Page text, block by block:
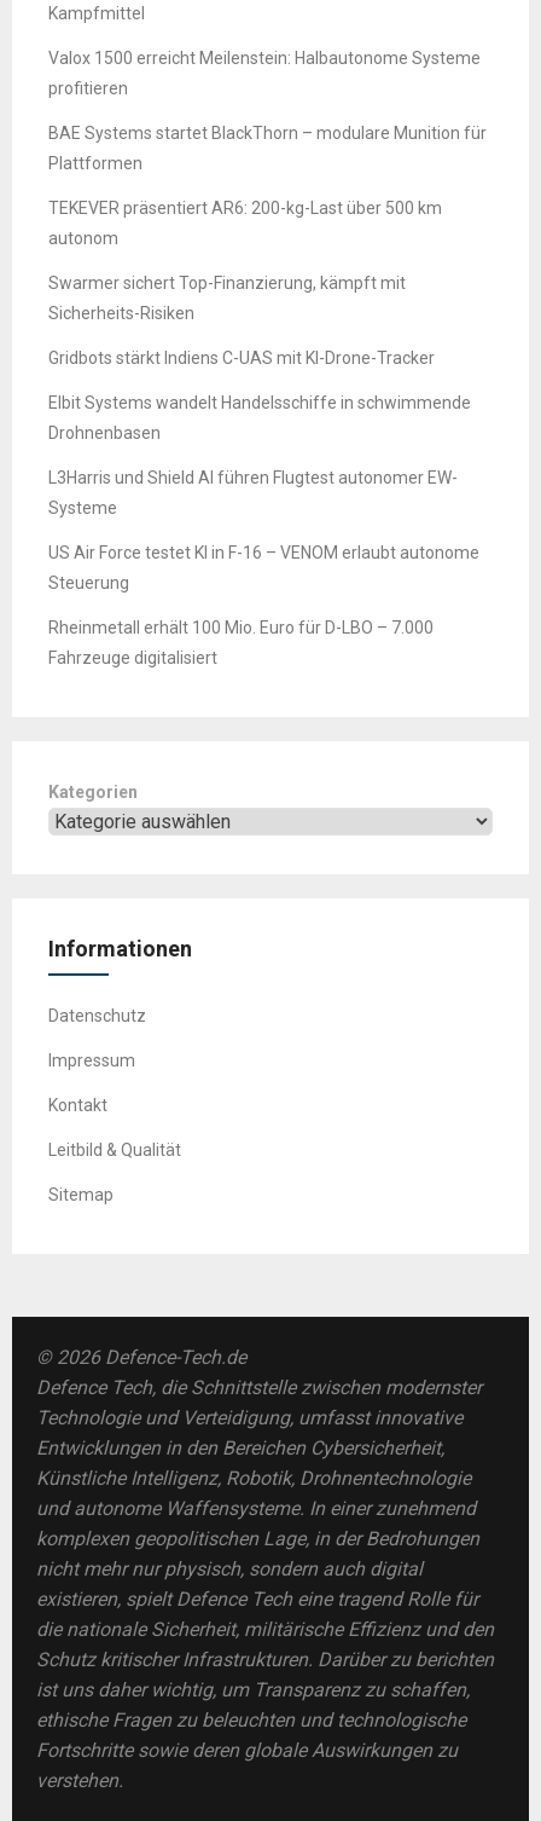
Kampfmittel
Valox 1500 erreicht Meilenstein: Halbautonome Systeme
profitieren
BAE Systems startet BlackThorn – modulare Munition für
Plattformen
TEKEVER präsentiert AR6: 200-kg-Last über 500 km
autonom
Swarmer sichert Top-Finanzierung, kämpft mit
Sicherheits-Risiken
Gridbots stärkt Indiens C-UAS mit KI-Drone-Tracker
Elbit Systems wandelt Handelsschiffe in schwimmende
Drohnenbasen
L3Harris und Shield AI führen Flugtest autonomer EW-
Systeme
US Air Force testet KI in F-16 – VENOM erlaubt autonome
Steuerung
Rheinmetall erhält 100 Mio. Euro für D-LBO – 7.000
Fahrzeuge digitalisiert
Kategorien
Informationen
Datenschutz
Impressum
Kontakt
Leitbild & Qualität
Sitemap
© 2026 Defence-Tech.de
Defence Tech, die Schnittstelle zwischen modernster
Technologie und Verteidigung, umfasst innovative
Entwicklungen in den Bereichen Cybersicherheit,
Künstliche Intelligenz, Robotik, Drohnentechnologie
und autonome Waffensysteme. In einer zunehmend
komplexen geopolitischen Lage, in der Bedrohungen
nicht mehr nur physisch, sondern auch digital
existieren, spielt Defence Tech eine tragend Rolle für
die nationale Sicherheit, militärische Effizienz und den
Schutz kritischer Infrastrukturen. Darüber zu berichten
ist uns daher wichtig, um Transparenz zu schaffen,
ethische Fragen zu beleuchten und technologische
Fortschritte sowie deren globale Auswirkungen zu
verstehen.